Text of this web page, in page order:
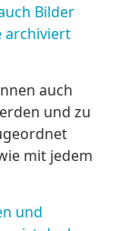
Bilder
archiviert
auch
und zu
mit jedem
und